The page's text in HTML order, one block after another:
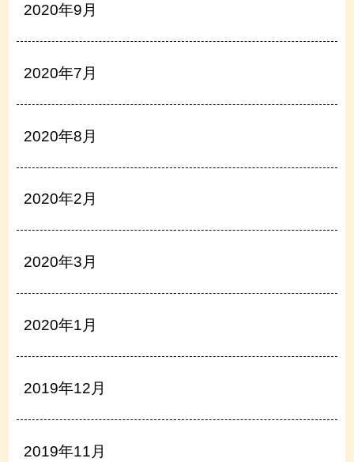
2020年9月
2020年7月
2020年8月
2020年2月
2020年3月
2020年1月
2019年12月
2019年11月